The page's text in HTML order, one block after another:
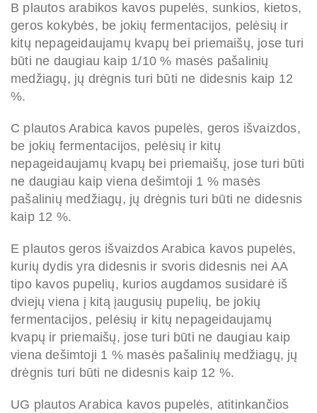
B plautos arabikos kavos pupelės, sunkios, kietos,
geros kokybės, be jokių fermentacijos, pelėsių ir
kitų nepageidaujamų kvapų bei priemaišų, jose turi
būti ne daugiau kaip 1/10 % masės pašalinių
medžiagų, jų drėgnis turi būti ne didesnis kaip 12
%.
C plautos Arabica kavos pupelės, geros išvaizdos,
be jokių fermentacijos, pelėsių ir kitų
nepageidaujamų kvapų bei priemaišų, jose turi būti
ne daugiau kaip viena dešimtoji 1 % masės
pašalinių medžiagų, jų drėgnis turi būti ne didesnis
kaip 12 %.
E plautos geros išvaizdos Arabica kavos pupelės,
kurių dydis yra didesnis ir svoris didesnis nei AA
tipo kavos pupelių, kurios augdamos susidarė iš
dviejų viena į kitą įaugusių pupelių, be jokių
fermentacijos, pelėsių ir kitų nepageidaujamų
kvapų ir priemaišų, jose turi būti ne daugiau kaip
viena dešimtoji 1 % masės pašalinių medžiagų, jų
drėgnis turi būti ne didesnis kaip 12 %.
UG plautos Arabica kavos pupelės, atitinkančios